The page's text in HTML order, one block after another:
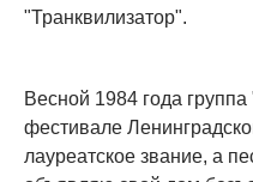
"Транквилизатор".
Весной 1984 года
фестивале
лауреатское звание, а